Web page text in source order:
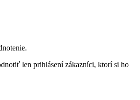
len prihlásení zákazníci, ktorí si ho